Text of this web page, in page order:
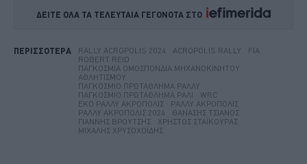
ΔΕΙΤΕ ΟΛΑ ΤΑ ΤΕΛΕΥΤΑΙΑ ΓΕΓΟΝΟΤΑ ΣΤΟ
ΠΕΡΙΣΣΟΤΕΡΑ RALLY ACROPOLIS 2024 ACROPOLIS RALLY
FIA
ROBERT REID
ΠΑΓΚΌΣΜΙΑ ΟΜΟΣΠΟΝΔΊΑ ΜΗΧΑΝΟΚΊΝΗΤΟΥ
ΑΘΛΗΤΙΣΜΟΎ
ΠΑΓΚΌΣΜΙΟ ΠΡΩΤΆΘΛΗΜΑ ΡΆΛΛΥ
ΠΑΓΚΌΣΜΙΟ ΠΡΩΤΆΘΛΗΜΑ ΡΆΛΙ
WRC
ΕΚΟ ΡΑΛΛΥ ΑΚΡΌΠΟΛΙΣ
ΡΆΛΛΥ ΑΚΡΌΠΟΛΙΣ
ΡΆΛΛΥ ΑΚΡΌΠΟΛΙΣ 2024
ΘΑΝΆΣΗΣ ΤΣΙΆΝΟΣ
ΓΙΆΝΝΗΣ ΒΡΟΎΤΣΗΣ
ΧΡΉΣΤΟΣ ΣΤΑΪΚΟΎΡΑΣ
ΜΙΧΆΛΗΣ ΧΡΥΣΟΧΟΪ́ΔΗΣ